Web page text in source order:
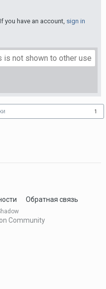
you have an account, sign in
1
Обратная связь
Community